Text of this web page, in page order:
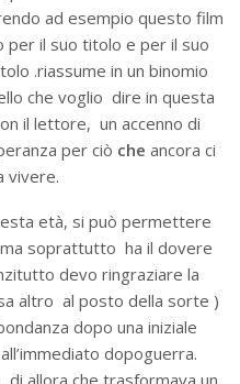
ad esempio questo film
per il suo titolo e per il suo
.riassume in un binomio
che voglio dire in questa
il lettore, un accenno di
per ciò che ancora ci
vivere.
età, si può permettere
soprattutto ha il dovere
devo ringraziare la
altro al posto della sorte )
dopo una iniziale
dopoguerra.